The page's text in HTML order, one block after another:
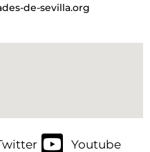
de-sevilla.org
Youtube